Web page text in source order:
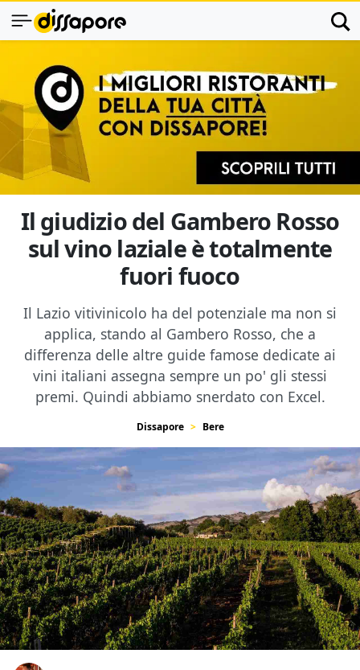
Il giudizio del Gambero Rosso
sul vino laziale è totalmente
fuori fuoco
Il Lazio vitivinicolo ha del potenziale ma non si
applica, stando al Gambero Rosso, che a
differenza delle altre guide famose dedicate ai
vini italiani assegna sempre un po' gli stessi
premi. Quindi abbiamo snerdato con Excel.
Dissapore Bere